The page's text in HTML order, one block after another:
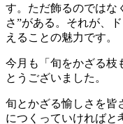
す。ただ飾るのではな
さ”がある。それが、
えることの魅力です。
今月も「旬をかざる枝
とうございました。
旬とかざる愉しさを皆
につくっていければと